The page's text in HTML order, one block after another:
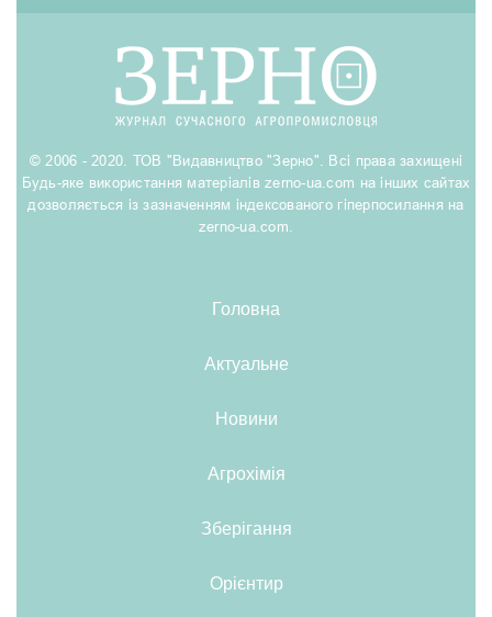
© 2006 - 2020. ТОВ "Видавництво "Зерно". Всі права захищені
Будь-яке використання матеріалів zerno-ua.com на інших сайтах
дозволяється із зазначенням індексованого гіперпосилання на
zerno-ua.com.
Головна
Актуальне
Новини
Агрохімія
Зберігання
Орієнтир